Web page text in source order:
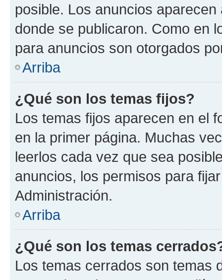
posible. Los anuncios
donde se publicaron. Como en
para anuncios son otorgados
Arriba
¿Qué son los temas fijos?
Los temas fijos aparecen en el
en la primer página. Muchas
leerlos cada vez que sea
anuncios, los permisos para
Administración.
Arriba
¿Qué son los temas
Los temas cerrados son temas